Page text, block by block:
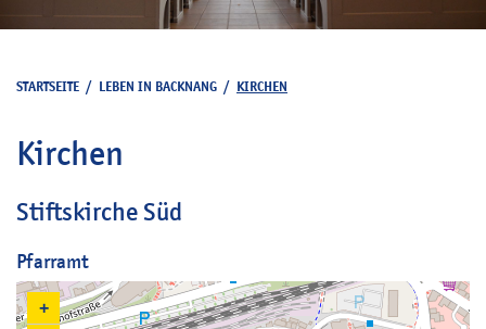
STARTSEITE / LEBEN IN BACKNANG / KIRCHEN
Kirchen
Stiftskirche Süd
Pfarramt
+